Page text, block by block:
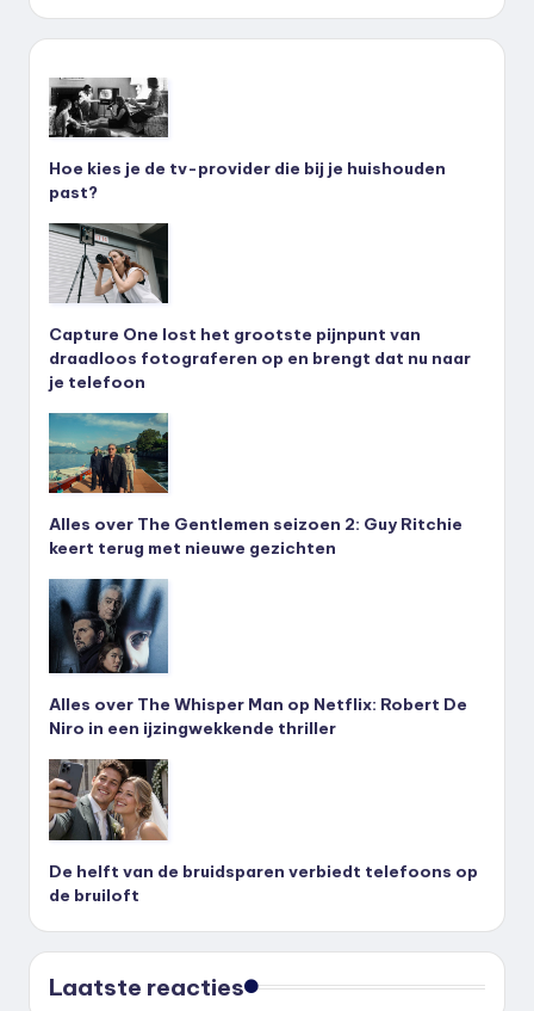
Hoe kies je de tv-provider die bij je huishouden
past?
Capture One lost het grootste pijnpunt van
draadloos fotograferen op en brengt dat nu naar
je telefoon
Alles over The Gentlemen seizoen 2: Guy Ritchie
keert terug met nieuwe gezichten
Alles over The Whisper Man op Netflix: Robert De
Niro in een ijzingwekkende thriller
De helft van de bruidsparen verbiedt telefoons op
de bruiloft
Laatste reacties